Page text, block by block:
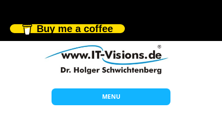
Buy me a coffee
MENU